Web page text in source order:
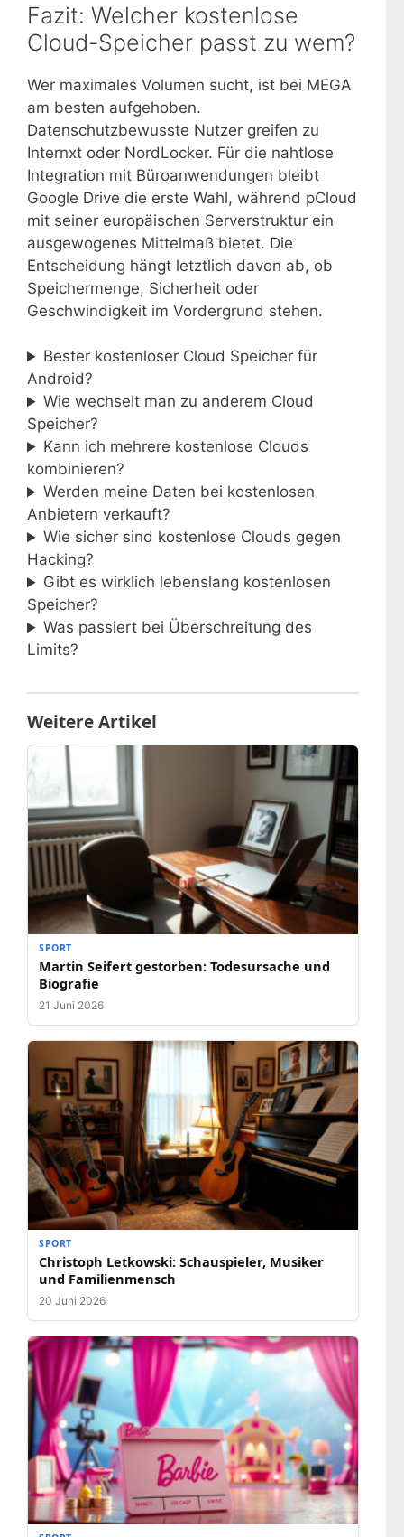
Fazit: Welcher kostenlose
Cloud-Speicher passt zu wem?
Wer maximales Volumen sucht, ist bei MEGA
am besten aufgehoben.
Datenschutzbewusste Nutzer greifen zu
Internxt oder NordLocker. Für die nahtlose
Integration mit Büroanwendungen bleibt
Google Drive die erste Wahl, während pCloud
mit seiner europäischen Serverstruktur ein
ausgewogenes Mittelmaß bietet. Die
Entscheidung hängt letztlich davon ab, ob
Speichermenge, Sicherheit oder
Geschwindigkeit im Vordergrund stehen.
Bester kostenloser Cloud Speicher für
Android?
Wie wechselt man zu anderem Cloud
Speicher?
Kann ich mehrere kostenlose Clouds
kombinieren?
Werden meine Daten bei kostenlosen
Anbietern verkauft?
Wie sicher sind kostenlose Clouds gegen
Hacking?
Gibt es wirklich lebenslang kostenlosen
Speicher?
Was passiert bei Überschreitung des
Limits?
Weitere Artikel
SPORT
Martin Seifert gestorben: Todesursache und
Biografie
21 Juni 2026
SPORT
Christoph Letkowski: Schauspieler, Musiker
und Familienmensch
20 Juni 2026